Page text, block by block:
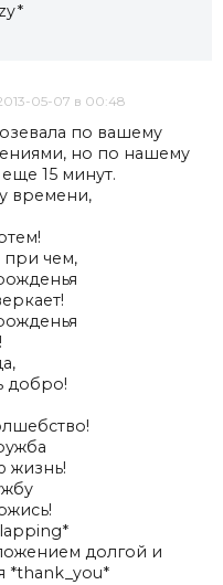
05-07 в 00:48
по вашему
но по нашему
15 минут.
времени,
при чем,
добро!
жизнь!
долгой и
*thank_you*